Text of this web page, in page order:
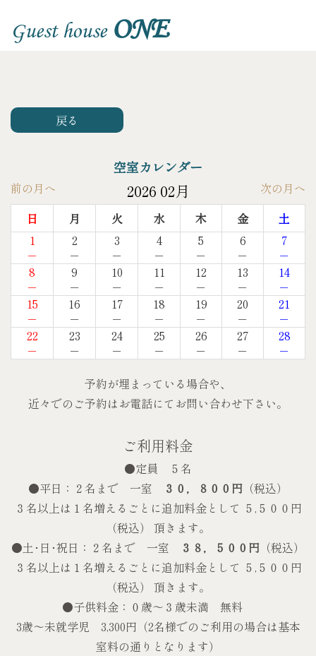
Guest house ONE
戻る
空室カレンダー
2026 02月
前の月へ
次の月へ
日
月 火 水 木 金
土
1
－
2
－
3
－
4
－
5
－
6
－
7
－
8
－
9
－
10
－
11
－
12
－
13
－
14
－
15
－
16
－
17
－
18
－
19
－
20
－
21
－
22
－
23
－
24
－
25
－
26
－
27
－
28
－
予約が埋まっている場合や、
近々でのご予約はお電話にてお問い合わせ下さい。
ご利用料金
●定員 ５名
●平日：２名まで 一室
３０，８００円 （税込）
３名以上は１名増えるごとに追加料金として ５,５００円
（税込） 頂きます。
●土･日･祝日：２名まで 一室
３８，５００円 （税込）
３名以上は１名増えるごとに追加料金として ５,５００円
（税込） 頂きます。
●子供料金：０歳〜３歳未満 無料
3歳～未就学児 3,300円（2名様でのご利用の場合は基本
室料の通りとなります）